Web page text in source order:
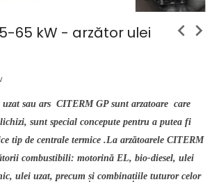
65 kW - arzător ulei
chevron_left chevron_right
sau ars CITERM GP sunt arzatoare care
sunt special concepute pentru a putea fi
tip de centrale termice .La arzătoarele CITERM
combustibili: motorină EL, bio-diesel, ulei
ulei uzat, precum și combinațiile tuturor celor